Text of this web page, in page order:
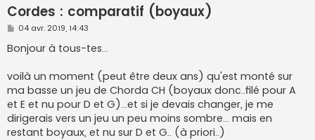
Cordes : comparatif (boyaux)
M
s
s
g
e
04 avr. 2019, 14:43
Bonjour à tous-tes...
voilà un moment (peut être deux ans) qu'est monté sur
ma basse un jeu de Chorda CH (boyaux donc..filé pour A
et E et nu pour D et G)...et si je devais changer, je me
dirigerais vers un jeu un peu moins sombre... mais en
restant boyaux, et nu sur D et G.. (à priori..)